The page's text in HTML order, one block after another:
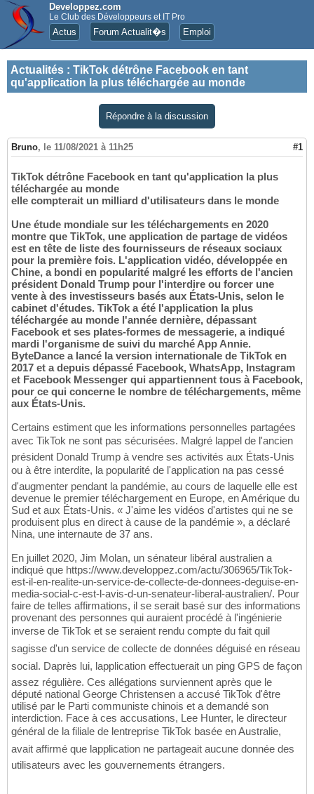
Developpez.com
Le Club des Développeurs et IT Pro
Actus Forum Actualit�s Emploi
Actualités : TikTok détrône Facebook en tant
qu'application la plus téléchargée au monde
Répondre à la discussion
Bruno, le 11/08/2021 à 11h25 #1
TikTok détrône Facebook en tant qu'application la plus
téléchargée au monde
elle compterait un milliard d'utilisateurs dans le monde
Une étude mondiale sur les téléchargements en 2020
montre que TikTok, une application de partage de vidéos
est en tête de liste des fournisseurs de réseaux sociaux
pour la première fois. L'application vidéo, développée en
Chine, a bondi en popularité malgré les efforts de l'ancien
président Donald Trump pour l'interdire ou forcer une
vente à des investisseurs basés aux États-Unis, selon le
cabinet d'études. TikTok a été l'application la plus
téléchargée au monde l'année dernière, dépassant
Facebook et ses plates-formes de messagerie, a indiqué
mardi l'organisme de suivi du marché App Annie.
ByteDance a lancé la version internationale de TikTok en
2017 et a depuis dépassé Facebook, WhatsApp, Instagram
et Facebook Messenger qui appartiennent tous à Facebook,
pour ce qui concerne le nombre de téléchargements, même
aux États-Unis.
Certains estiment que les informations personnelles partagées
avec TikTok ne sont pas sécurisées. Malgré lappel de l'ancien
président Donald Trump à vendre ses activités aux États-Unis
ou à être interdite, la popularité de l'application na pas cessé
d'augmenter pendant la pandémie, au cours de laquelle elle est
devenue le premier téléchargement en Europe, en Amérique du
Sud et aux États-Unis. « J'aime les vidéos d'artistes qui ne se
produisent plus en direct à cause de la pandémie », a déclaré
Nina, une internaute de 37 ans.
En juillet 2020, Jim Molan, un sénateur libéral australien a
indiqué que https://www.developpez.com/actu/306965/TikTok-
est-il-en-realite-un-service-de-collecte-de-donnees-deguise-en-
media-social-c-est-l-avis-d-un-senateur-liberal-australien/. Pour
faire de telles affirmations, il se serait basé sur des informations
provenant des personnes qui auraient procédé à l'ingénierie
inverse de TikTok et se seraient rendu compte du fait quil
sagisse d'un service de collecte de données déguisé en réseau
social. Daprès lui, lapplication effectuerait un ping GPS de façon
assez régulière. Ces allégations surviennent après que le
député national George Christensen a accusé TikTok d'être
utilisé par le Parti communiste chinois et a demandé son
interdiction. Face à ces accusations, Lee Hunter, le directeur
général de la filiale de lentreprise TikTok basée en Australie,
avait affirmé que lapplication ne partageait aucune donnée des
utilisateurs avec les gouvernements étrangers.